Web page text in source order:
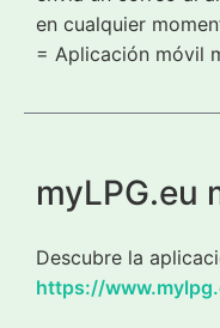
en cualquier
= Aplicación móvil
myLPG.eu
Descubre la
https://